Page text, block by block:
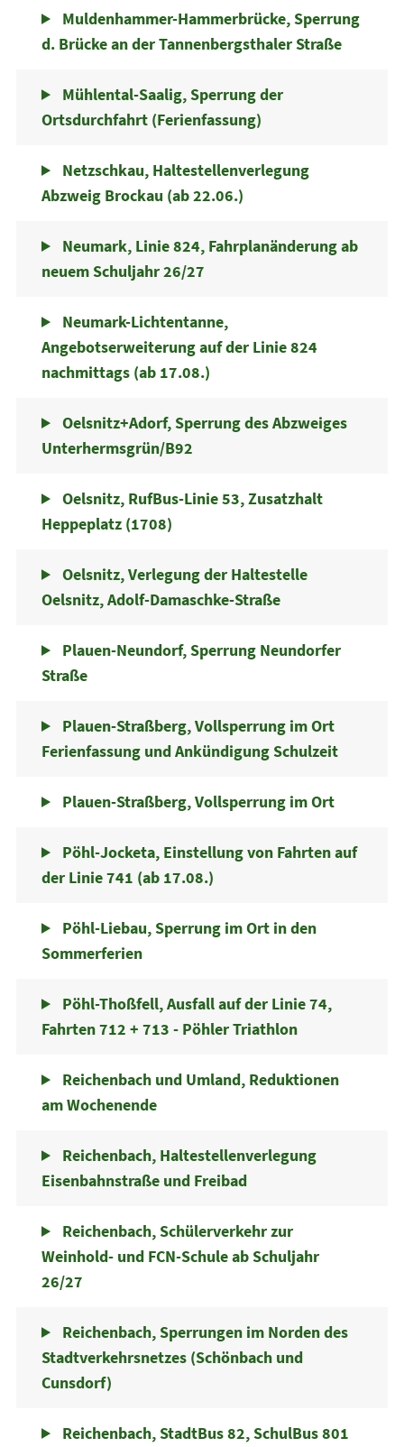
Muldenhammer-Hammerbrücke, Sperrung
d. Brücke an der Tannenbergsthaler Straße
Mühlental-Saalig, Sperrung der
Ortsdurchfahrt (Ferienfassung)
Netzschkau, Haltestellenverlegung
Abzweig Brockau (ab 22.06.)
Neumark, Linie 824, Fahrplanänderung ab
neuem Schuljahr 26/27
Neumark-Lichtentanne,
Angebotserweiterung auf der Linie 824
nachmittags (ab 17.08.)
Oelsnitz+Adorf, Sperrung des Abzweiges
Unterhermsgrün/B92
Oelsnitz, RufBus-Linie 53, Zusatzhalt
Heppeplatz (1708)
Oelsnitz, Verlegung der Haltestelle
Oelsnitz, Adolf-Damaschke-Straße
Plauen-Neundorf, Sperrung Neundorfer
Straße
Plauen-Straßberg, Vollsperrung im Ort
Ferienfassung und Ankündigung Schulzeit
Plauen-Straßberg, Vollsperrung im Ort
Pöhl-Jocketa, Einstellung von Fahrten auf
der Linie 741 (ab 17.08.)
Pöhl-Liebau, Sperrung im Ort in den
Sommerferien
Pöhl-Thoßfell, Ausfall auf der Linie 74,
Fahrten 712 + 713 - Pöhler Triathlon
Reichenbach und Umland, Reduktionen
am Wochenende
Reichenbach, Haltestellenverlegung
Eisenbahnstraße und Freibad
Reichenbach, Schülerverkehr zur
Weinhold- und FCN-Schule ab Schuljahr
26/27
Reichenbach, Sperrungen im Norden des
Stadtverkehrsnetzes (Schönbach und
Cunsdorf)
Reichenbach, StadtBus 82, SchulBus 801